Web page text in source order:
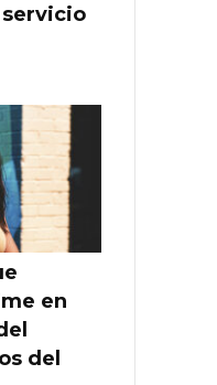
servicio
en
del